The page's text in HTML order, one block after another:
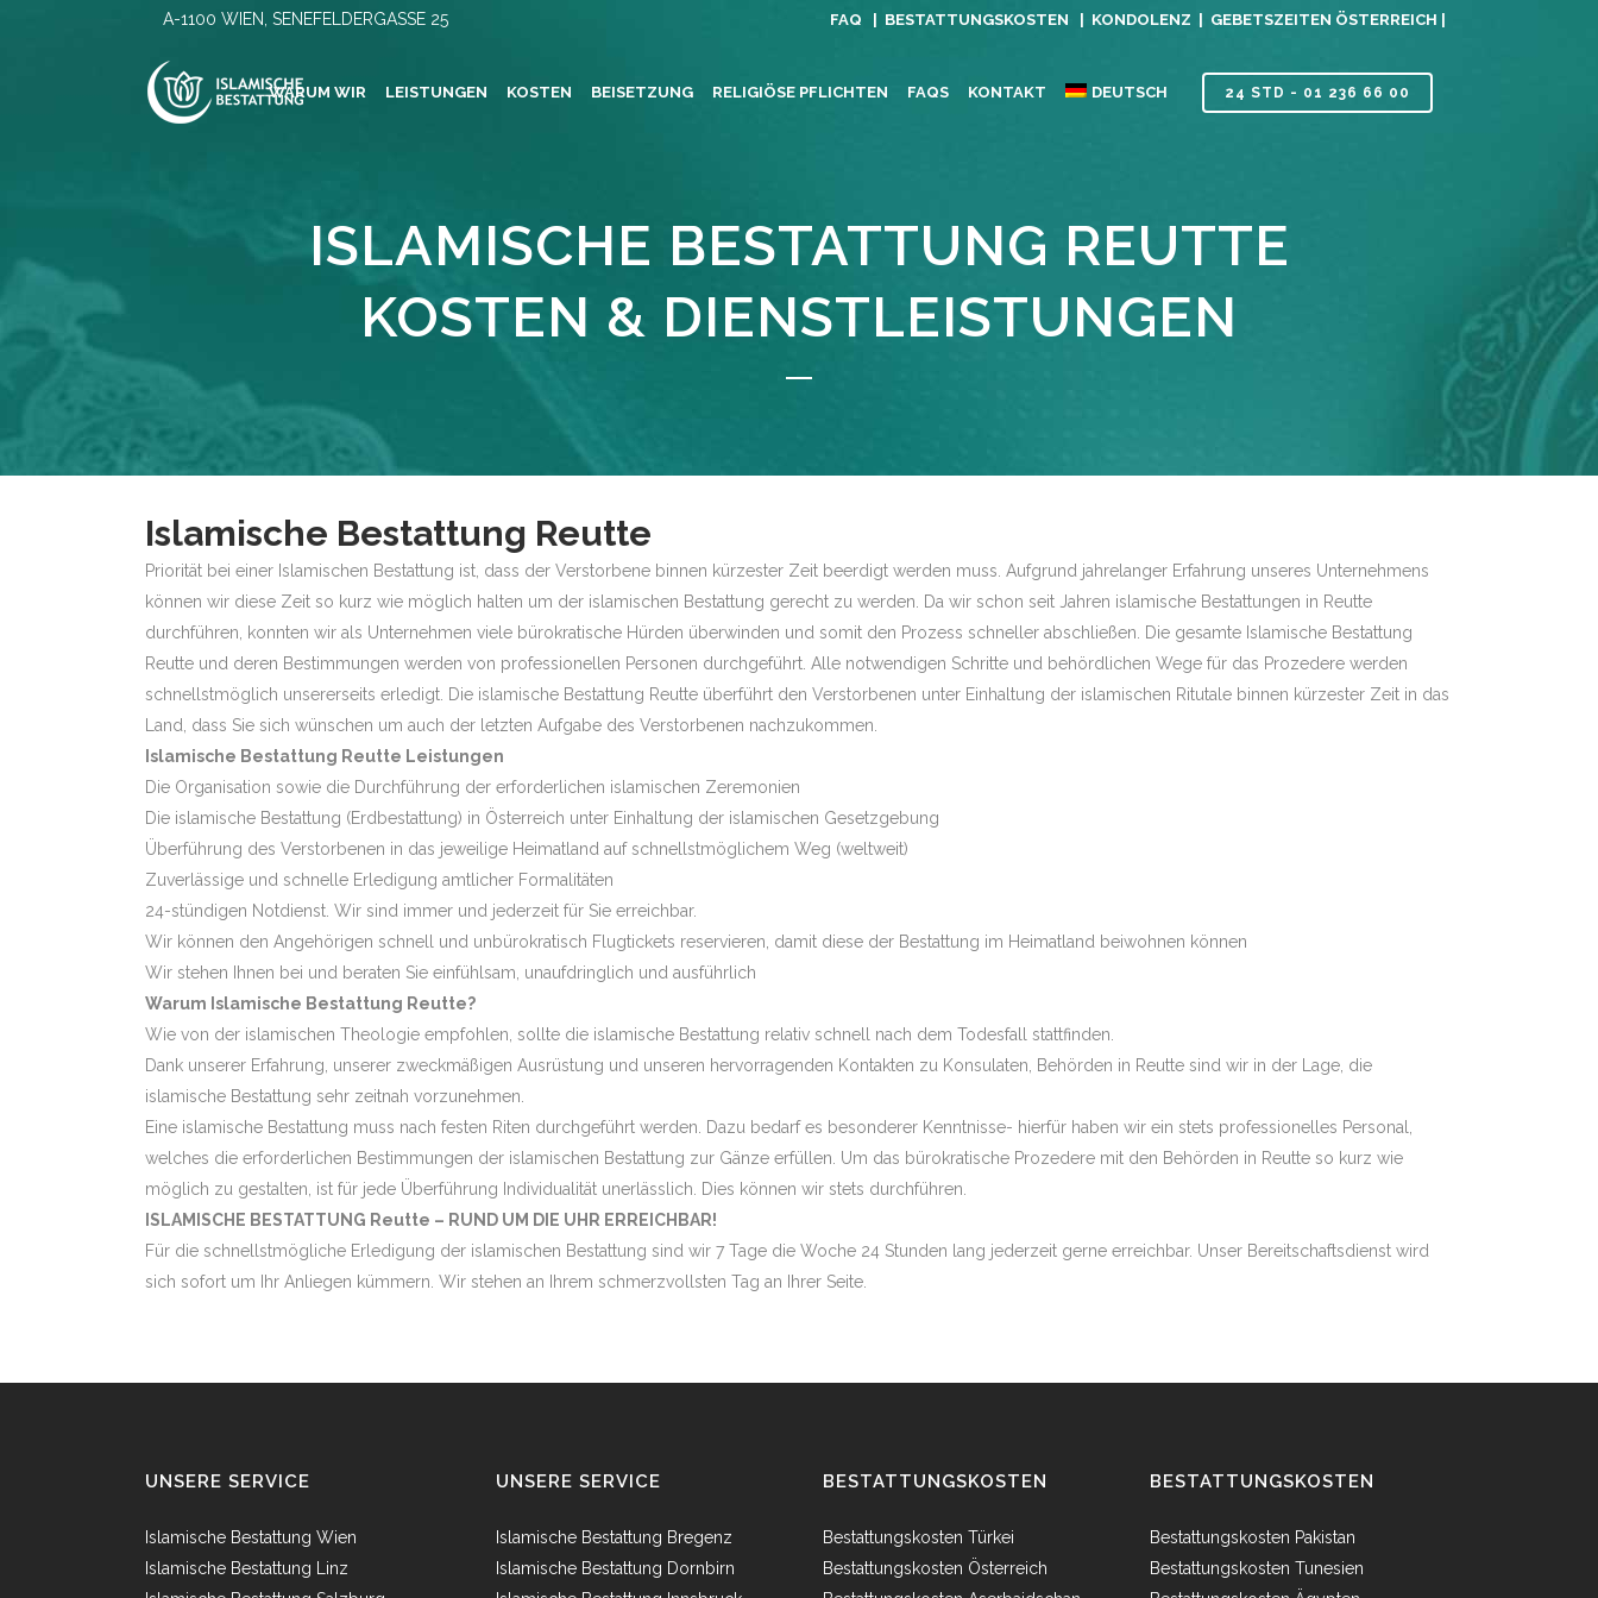
A-1100 WIEN, SENEFELDERGASSE 25 FAQ | BESTATTUNGSKOSTEN | KONDOLENZ | GEBETSZEITEN ÖSTERREICH |
24 STD - 01 236 66 00
WARUM WIR LEISTUNGEN KOSTEN BEISETZUNG RELIGIÖSE PFLICHTEN FAQS KONTAKT DEUTSCH
ISLAMISCHE BESTATTUNG REUTTE
KOSTEN & DIENSTLEISTUNGEN
Islamische Bestattung Reutte
Priorität bei einer Islamischen Bestattung ist, dass der Verstorbene binnen kürzester Zeit beerdigt werden muss. Aufgrund jahrelanger Erfahrung unseres Unternehmens
können wir diese Zeit so kurz wie möglich halten um der islamischen Bestattung gerecht zu werden. Da wir schon seit Jahren islamische Bestattungen in Reutte
durchführen, konnten wir als Unternehmen viele bürokratische Hürden überwinden und somit den Prozess schneller abschließen. Die gesamte Islamische Bestattung
Reutte und deren Bestimmungen werden von professionellen Personen durchgeführt. Alle notwendigen Schritte und behördlichen Wege für das Prozedere werden
schnellstmöglich unsererseits erledigt. Die islamische Bestattung Reutte überführt den Verstorbenen unter Einhaltung der islamischen Ritutale binnen kürzester Zeit in das
Land, dass Sie sich wünschen um auch der letzten Aufgabe des Verstorbenen nachzukommen.
Islamische Bestattung Reutte Leistungen
Die Organisation sowie die Durchführung der erforderlichen islamischen Zeremonien
Die islamische Bestattung (Erdbestattung) in Österreich unter Einhaltung der islamischen Gesetzgebung
Überführung des Verstorbenen in das jeweilige Heimatland auf schnellstmöglichem Weg (weltweit)
Zuverlässige und schnelle Erledigung amtlicher Formalitäten
24-stündigen Notdienst. Wir sind immer und jederzeit für Sie erreichbar.
Wir können den Angehörigen schnell und unbürokratisch Flugtickets reservieren, damit diese der Bestattung im Heimatland beiwohnen können
Wir stehen Ihnen bei und beraten Sie einfühlsam, unaufdringlich und ausführlich
Warum Islamische Bestattung Reutte?
Wie von der islamischen Theologie empfohlen, sollte die islamische Bestattung relativ schnell nach dem Todesfall stattfinden.
Dank unserer Erfahrung, unserer zweckmäßigen Ausrüstung und unseren hervorragenden Kontakten zu Konsulaten, Behörden in Reutte sind wir in der Lage, die
islamische Bestattung sehr zeitnah vorzunehmen.
Eine islamische Bestattung muss nach festen Riten durchgeführt werden. Dazu bedarf es besonderer Kenntnisse- hierfür haben wir ein stets professionelles Personal,
welches die erforderlichen Bestimmungen der islamischen Bestattung zur Gänze erfüllen. Um das bürokratische Prozedere mit den Behörden in Reutte so kurz wie
möglich zu gestalten, ist für jede Überführung Individualität unerlässlich. Dies können wir stets durchführen.
ISLAMISCHE BESTATTUNG Reutte – RUND UM DIE UHR ERREICHBAR!
Für die schnellstmögliche Erledigung der islamischen Bestattung sind wir 7 Tage die Woche 24 Stunden lang jederzeit gerne erreichbar. Unser Bereitschaftsdienst wird
sich sofort um Ihr Anliegen kümmern. Wir stehen an Ihrem schmerzvollsten Tag an Ihrer Seite.
UNSERE SERVICE
Islamische Bestattung Wien
Islamische Bestattung Linz
UNSERE SERVICE
Islamische Bestattung Bregenz
Islamische Bestattung Dornbirn
BESTATTUNGSKOSTEN
Bestattungskosten Türkei
Bestattungskosten Österreich
BESTATTUNGSKOSTEN
Bestattungskosten Pakistan
Bestattungskosten Tunesien